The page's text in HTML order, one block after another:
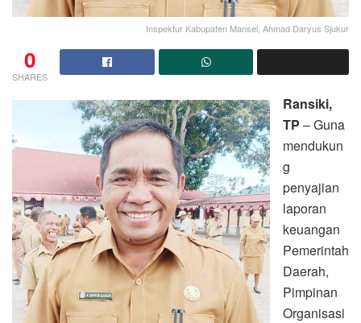
Inspektur Kabupaten Mansel, Ahmad Daryus Sjukur
0
SHARES
Ransiki,
TP – Guna
mendukun
g
penyajian
laporan
keuangan
Pemerintah
Daerah,
Pimpinan
Organisasi